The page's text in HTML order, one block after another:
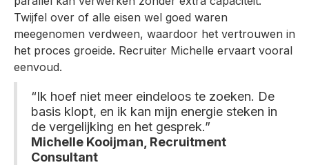
Twijfel over of alle eisen wel goed waren
meegenomen verdween, waardoor het vertrouwen in
het proces groeide. Recruiter Michelle ervaart vooral
eenvoud.
“Ik hoef niet meer eindeloos te zoeken. De
basis klopt, en ik kan mijn energie steken in
de vergelijking en het gesprek.”
Michelle Kooijman, Recruitment
Consultant